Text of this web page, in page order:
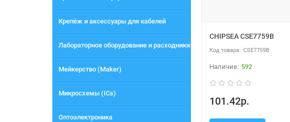
Крепёж и аксессуары для кабелей
Лабораторное оборудование и расходники
Мейкерство (Maker)
Микросхемы (ICs)
Оптоэлектроника
CHIPSEA CSE7759B
CSE7759B
592
101.42р.